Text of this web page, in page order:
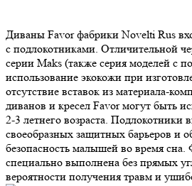
Диваны Favor фабрики Novelti Rus
с подлокотниками. Отличительной
серии Maks (также серия моделей с
использование экокожи при
отсутствие вставок из материала-
диванов и кресел Favor могут быть
2-3 летнего возраста.
своеобразных защитных барьеров и
безопасность малышей во время
специально выполнена без прямых
вероятности получения травм и